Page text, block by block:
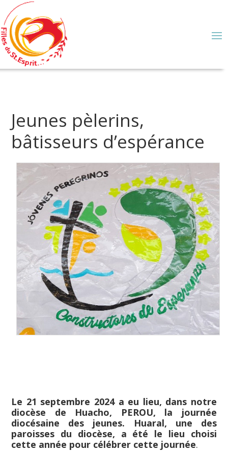
Jeunes pèlerins,
bâtisseurs d’espérance
Le 21 septembre 2024 a eu lieu, dans notre
diocèse de Huacho, PEROU, la journée
diocésaine des jeunes. Huaral, une des
paroisses du diocèse, a été le lieu choisi
cette année pour célébrer cette journée.